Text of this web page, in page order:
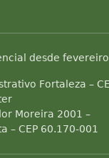
desde
Fortaleza – CE
Moreira 2001 –
– CEP 60.170-001